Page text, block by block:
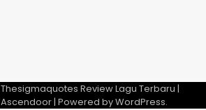
Thesigmaquotes Review Lagu Terbaru |
Ascendoor| Powered byWordPress.